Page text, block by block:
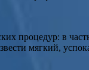
процедур: в
мягкий,